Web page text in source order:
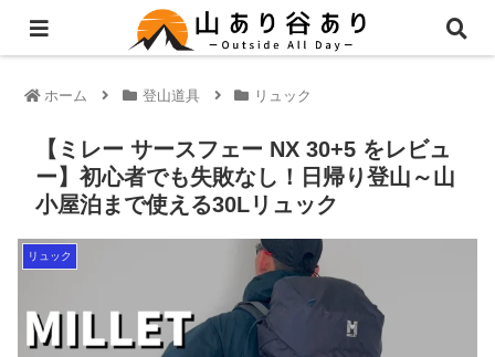
ホーム 登山道具 リュック
【ミレー サースフェー NX 30+5 をレビュ
ー】初心者でも失敗なし！日帰り登山～山
小屋泊まで使える30Lリュック
リュック